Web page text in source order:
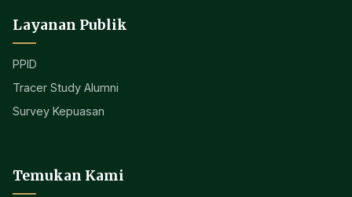
Layanan Publik
PPID
Tracer Study Alumni
Survey Kepuasan
Temukan Kami